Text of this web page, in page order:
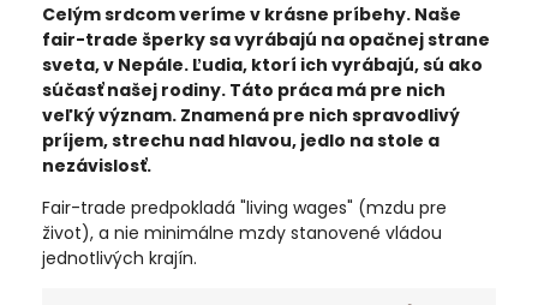
Celým srdcom veríme v krásne príbehy. Naše
fair-trade šperky sa vyrábajú na opačnej strane
sveta, v Nepále. Ľudia, ktorí ich vyrábajú, sú ako
súčasť našej rodiny. Táto práca má pre nich
veľký význam. Znamená pre nich spravodlivý
príjem, strechu nad hlavou, jedlo na stole a
nezávislosť.
Fair-trade predpokladá "living wages" (mzdu pre
život), a nie minimálne mzdy stanovené vládou
jednotlivých krajín.